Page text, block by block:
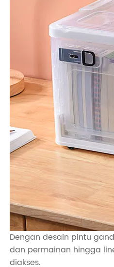
Dengan desain pintu
dan permainan hingga
diakses.